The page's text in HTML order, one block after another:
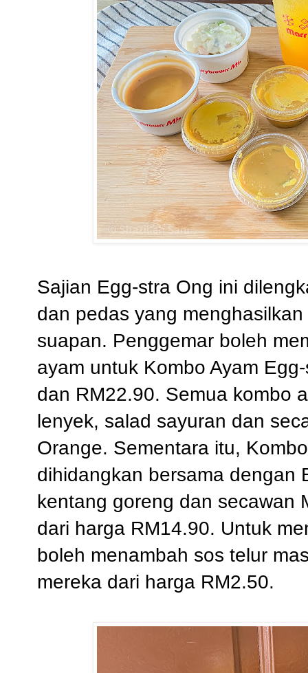
Sajian Egg-stra Ong ini
dan pedas yang menghasilkan
suapan. Penggemar boleh
ayam untuk Kombo Ayam
dan RM22.90. Semua kombo
lenyek, salad sayuran dan
Orange. Sementara itu,
dihidangkan bersama dengan
kentang goreng dan
dari harga RM14.90. Untuk
boleh menambah sos telur
mereka dari harga RM2.50.